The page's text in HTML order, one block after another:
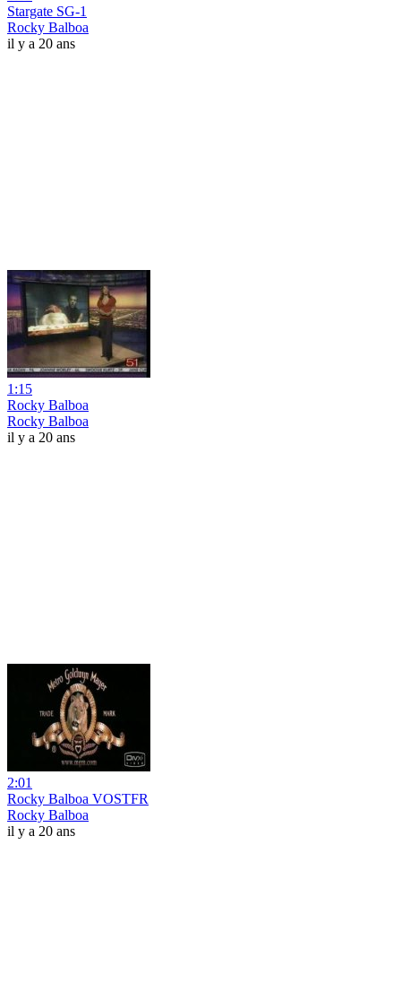
Stargate SG-1
Rocky Balboa
il y a 20 ans
1:15
Rocky Balboa
Rocky Balboa
il y a 20 ans
2:01
Rocky Balboa VOSTFR
Rocky Balboa
il y a 20 ans